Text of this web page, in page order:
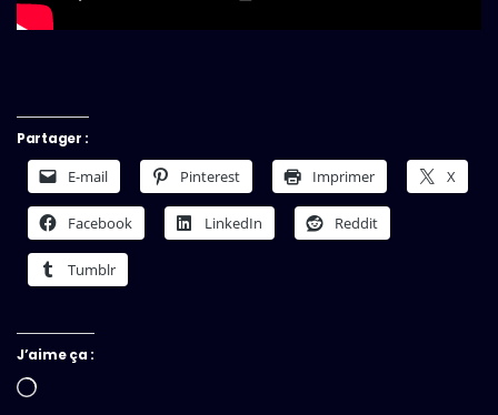
Partager :
E-mail Pinterest Imprimer X
Facebook LinkedIn Reddit
Tumblr
J’aime ça :
Chargement…